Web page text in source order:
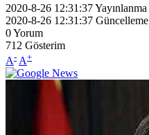
2020-8-26 12:31:37Yayınlanma
2020-8-26 12:31:37 Güncelleme
0Yorum
712 Gösterim
A- A+